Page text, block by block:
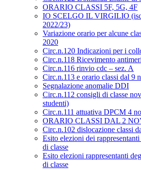
ORARIO CLASSI 5F, 5G, 4F
IO SCELGO IL VIRGILIO
2022/23)
Variazione orario per alcune
2020
Circ.n.120 Indicazioni per i
Circ.n.118 Ricevimento
Circ.n.116 rinvio cdc – sez. A
Circ.n.113 e orario classi dal 9
Segnalazione anomalie DDI
Circ.n.112 consigli di classe
studenti)
Circ.n.111 attuativa DPCM 4
ORARIO CLASSI DAL 2
Circ.n.102 dislocazione classi
Esito elezioni dei
di classe
Esito elezioni rappresentanti
di classe